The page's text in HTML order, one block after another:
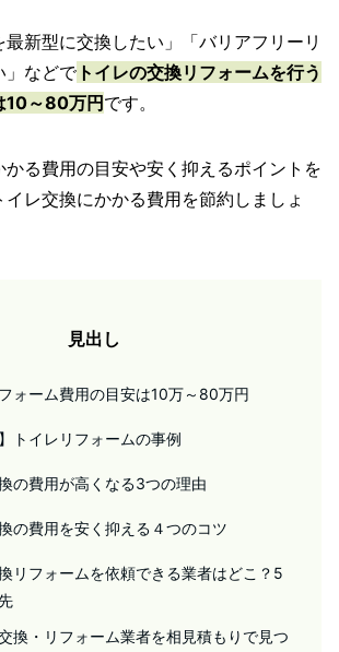
最新型に交換したい」「バリアフリーリ
」などで トイレの交換リフォームを行う
10～80万円です。
かる費用の目安や安く抑えるポイントを
レ交換にかかる費用を節約しましょ
見出し
ォーム費用の目安は10万～80万円
】トイレリフォームの事例
の費用が高くなる3つの理由
の費用を安く抑える４つのコツ
リフォームを依頼できる業者はどこ？5
換・リフォーム業者を相見積もりで見つ